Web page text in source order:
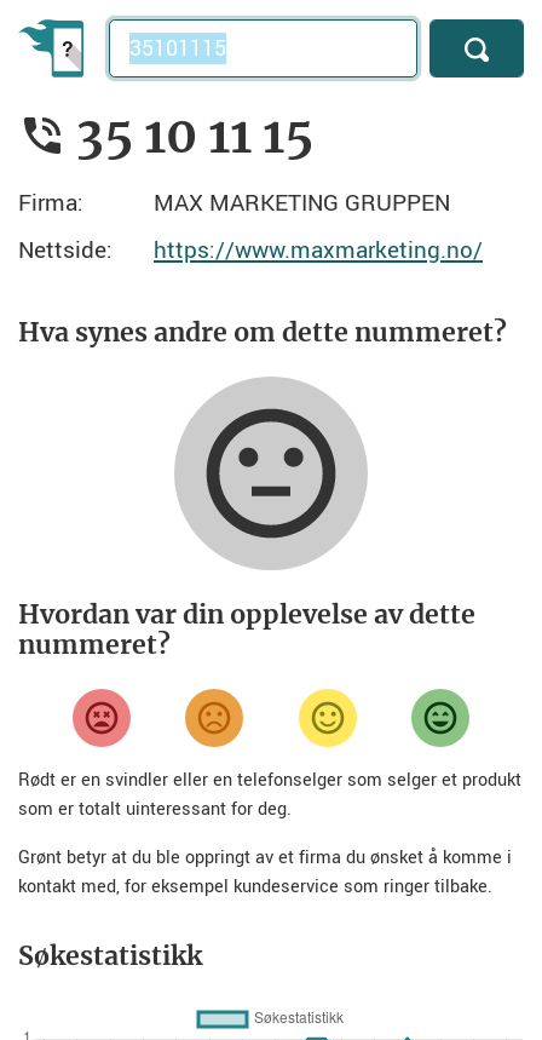
Telefonnummer
35 10 11 15
Firma:
MAX MARKETING GRUPPEN
Nettside:
https://www.maxmarketing.no/
Hva synes andre om dette nummeret?
Hvordan var din opplevelse av dette
nummeret?
Rødt er en svindler eller en telefonselger som selger et produkt
som er totalt uinteressant for deg.
Grønt betyr at du ble oppringt av et firma du ønsket å komme i
kontakt med, for eksempel kundeservice som ringer tilbake.
Søkestatistikk